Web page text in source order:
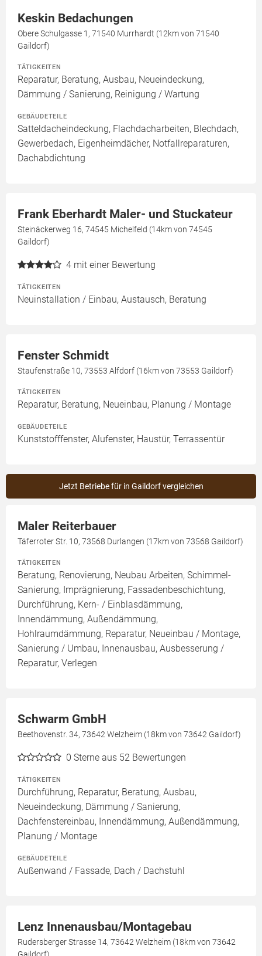
Keskin Bedachungen
Obere Schulgasse 1, 71540 Murrhardt (12km von 71540
Gaildorf)
TÄTIGKEITEN
Reparatur, Beratung, Ausbau, Neueindeckung,
Dämmung / Sanierung, Reinigung / Wartung
GEBÄUDETEILE
Satteldacheindeckung, Flachdacharbeiten, Blechdach,
Gewerbedach, Eigenheimdächer, Notfallreparaturen,
Dachabdichtung
Frank Eberhardt Maler- und Stuckateur
Steinäckerweg 16, 74545 Michelfeld (14km von 74545
Gaildorf)
4 mit einer Bewertung
TÄTIGKEITEN
Neuinstallation / Einbau, Austausch, Beratung
Fenster Schmidt
Staufenstraße 10, 73553 Alfdorf (16km von 73553 Gaildorf)
TÄTIGKEITEN
Reparatur, Beratung, Neueinbau, Planung / Montage
GEBÄUDETEILE
Kunststofffenster, Alufenster, Haustür, Terrassentür
Jetzt Betriebe für in Gaildorf vergleichen
Maler Reiterbauer
Täferroter Str. 10, 73568 Durlangen (17km von 73568 Gaildorf)
TÄTIGKEITEN
Beratung, Renovierung, Neubau Arbeiten, Schimmel-
Sanierung, Imprägnierung, Fassadenbeschichtung,
Durchführung, Kern- / Einblasdämmung,
Innendämmung, Außendämmung,
Hohlraumdämmung, Reparatur, Neueinbau / Montage,
Sanierung / Umbau, Innenausbau, Ausbesserung /
Reparatur, Verlegen
Schwarm GmbH
Beethovenstr. 34, 73642 Welzheim (18km von 73642 Gaildorf)
0 Sterne aus 52 Bewertungen
TÄTIGKEITEN
Durchführung, Reparatur, Beratung, Ausbau,
Neueindeckung, Dämmung / Sanierung,
Dachfenstereinbau, Innendämmung, Außendämmung,
Planung / Montage
GEBÄUDETEILE
Außenwand / Fassade, Dach / Dachstuhl
Lenz Innenausbau/Montagebau
Rudersberger Strasse 14, 73642 Welzheim (18km von 73642